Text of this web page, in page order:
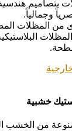
بتصاميم
وجمالياً.
من المظلات
خشبية
من الخشب